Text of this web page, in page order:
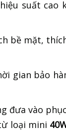
suất cao
bề mặt,
gian bảo
đưa vào
loại mini